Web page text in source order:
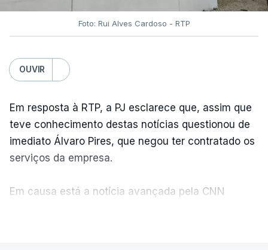
Foto: Rui Alves Cardoso - RTP
OUVIR
Em resposta à RTP, a PJ esclarece que, assim que
teve conhecimento destas notícias questionou de
imediato Álvaro Pires, que negou ter contratado os
serviços da empresa.
Em causa está a notícia avançada pela CNN